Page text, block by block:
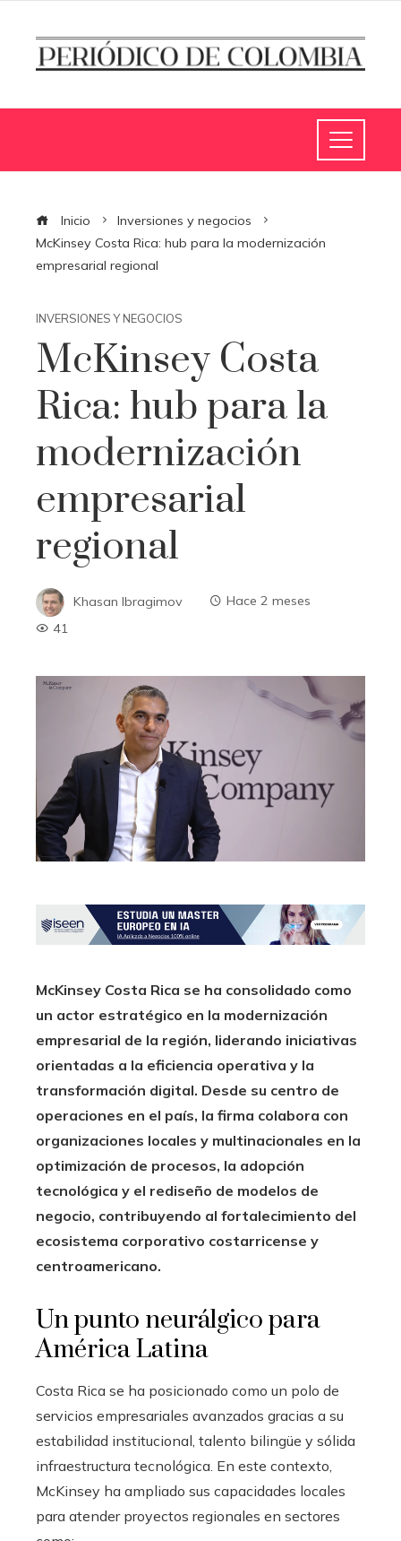
Inicio
Inversiones y negocios
McKinsey Costa Rica: hub para la modernización
empresarial regional
INVERSIONES Y NEGOCIOS
McKinsey Costa
Rica: hub para la
modernización
empresarial
regional
Khasan Ibragimov
Hace 2 meses
41
McKinsey Costa Rica se ha consolidado como
un actor estratégico en la modernización
empresarial de la región, liderando iniciativas
orientadas a la eficiencia operativa y la
transformación digital. Desde su centro de
operaciones en el país, la firma colabora con
organizaciones locales y multinacionales en la
optimización de procesos, la adopción
tecnológica y el rediseño de modelos de
negocio, contribuyendo al fortalecimiento del
ecosistema corporativo costarricense y
centroamericano.
Un punto neurálgico para
América Latina
Costa Rica se ha posicionado como un polo de
servicios empresariales avanzados gracias a su
estabilidad institucional, talento bilingüe y sólida
infraestructura tecnológica. En este contexto,
McKinsey ha ampliado sus capacidades locales
para atender proyectos regionales en sectores